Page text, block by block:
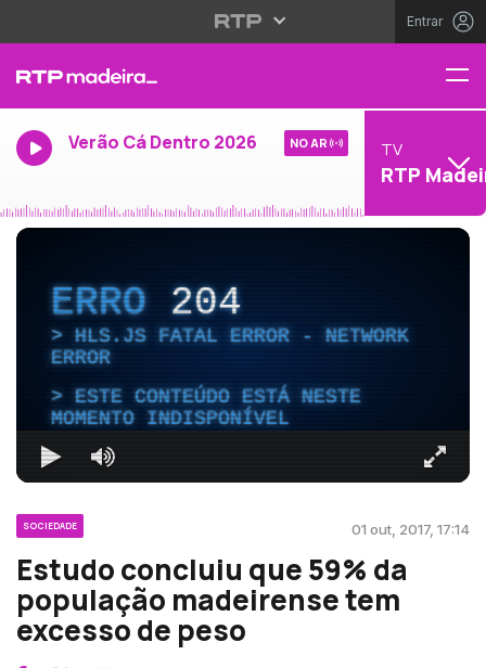
Entrar
Verão Cá Dentro 2026 NO AR TV
RTP
ERRO204
HLS.JS FATAL ERROR - NETWORK
ERROR
ESTE CONTEÚDO ESTÁ NESTE
MOMENTO INDISPONÍVEL
SOCIEDADE 01 out, 2017, 17:14
Estudo concluiu que 59% da
população madeirense tem
excesso de peso